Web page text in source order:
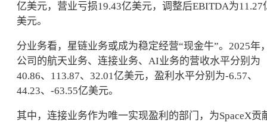
亿美元，营业亏损19.43亿美元，调整后EBITDA为11.27
美元。
分业务看，星链业务或成为稳定经营“现金牛”。2025年
公司的航天业务、连接业务、AI业务的营收水平分别为
40.86、113.87、32.01亿美元，盈利水平分别为-6.57、
44.23、-63.55亿美元。
其中，连接业务作为唯一实现盈利的部门，为SpaceX贡